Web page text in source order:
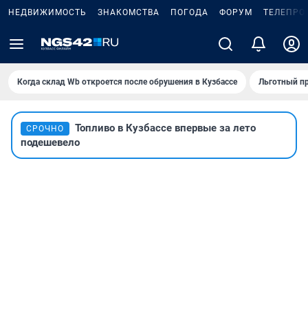
НЕДВИЖИМОСТЬ ЗНАКОМСТВА ПОГОДА ФОРУМ
Когда склад Wb откроется после обрушения в Кузбассе Льготный
СРОЧНО
Топливо в Кузбассе впервые за лето
подешевело